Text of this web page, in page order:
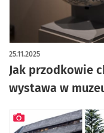
Jak przodkowie
wystawa w
25.11.2025
artykuł z galerią zdjęć